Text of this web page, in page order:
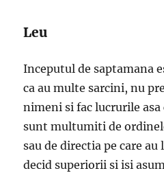
Leu
Inceputul de saptamana
ca au multe sarcini, nu
nimeni si fac lucrurile asa
sunt multumiti de
sau de directia pe care
decid superiorii si isi